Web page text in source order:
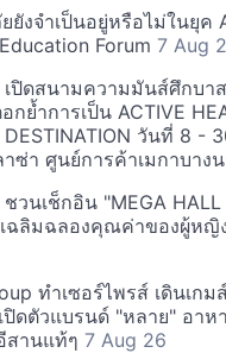
ยังจำเป็นอยู่หรือไม่ในยุค
Forum 7 Aug
เปิดสนามความมันส์ศึกบา
กย้ำการเป็น ACTIVE
DESTINATION วันที่ 8 -
ซ่า ศูนย์การค้าเมกาบาง
วนเช็กอิน "MEGA HALL
เฉลิมฉลองคุณค่าของผู้ห
ทำเซอร์ไพรส์ เดินเกม
ปิดตัวแบรนด์ "หลาย" อาห
สานแท้ๆ 7 Aug 26